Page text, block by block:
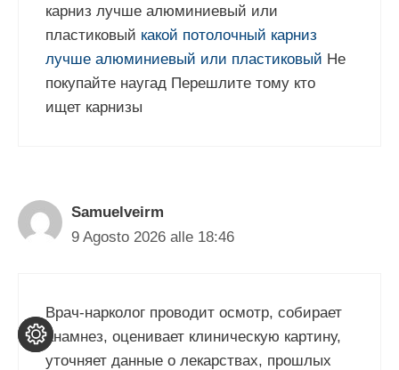
карниз лучше алюминиевый или
пластиковый какой потолочный карниз
лучше алюминиевый или пластиковый Не
покупайте наугад Перешлите тому кто
ищет карнизы
Samuelveirm
9 Agosto 2026 alle 18:46
Врач-нарколог проводит осмотр, собирает
анамнез, оценивает клиническую картину,
уточняет данные о лекарствах, прошлых